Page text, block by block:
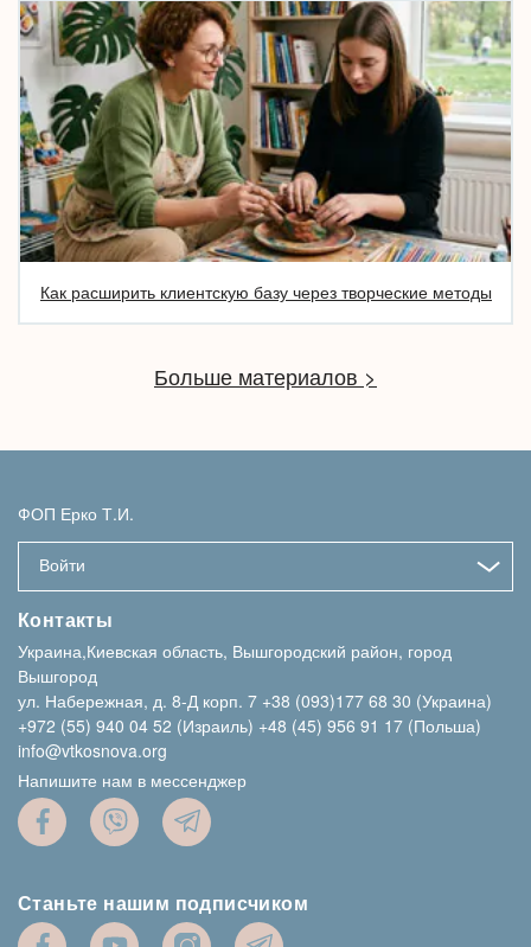
Как расширить клиентскую базу через творческие методы
Больше материалов >
ФОП Ерко Т.И.
Войти
Контакты
Украина,Киевская область, Вышгородский район, город
Вышгород
ул. Набережная, д. 8-Д корп. 7 +38 (093)177 68 30 (Украина)
+972 (55) 940 04 52 (Израиль) +48 (45) 956 91 17 (Польша)
info@vtkosnova.org
Напишите нам в мессенджер
Станьте нашим подписчиком